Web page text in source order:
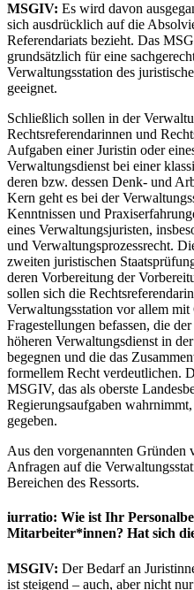
MSGIV: Es wird davon
sich ausdrücklich auf die
Referendariats bezieht. Das
grundsätzlich für eine
Verwaltungsstation des
geeignet.
Schließlich sollen in der
Rechtsreferendarinnen und
Aufgaben einer Juristin oder
Verwaltungsdienst bei einer
deren bzw. dessen Denk- und
Kern geht es bei der
Kenntnissen und
eines Verwaltungsjuristen,
und Verwaltungsprozessrecht.
zweiten juristischen
deren Vorbereitung der
sollen sich die
Verwaltungsstation vor allem
Fragestellungen befassen, die
höheren Verwaltungsdienst in
begegnen und die das
formellem Recht verdeutlichen.
MSGIV, das als oberste
Regierungsaufgaben
gegeben.
Aus den vorgenannten Gründen
Anfragen auf die
Bereichen des Ressorts.
iurratio: Wie ist Ihr
Mitarbeiter*innen? Hat sich
MSGIV: Der Bedarf an
ist steigend – auch, aber nicht